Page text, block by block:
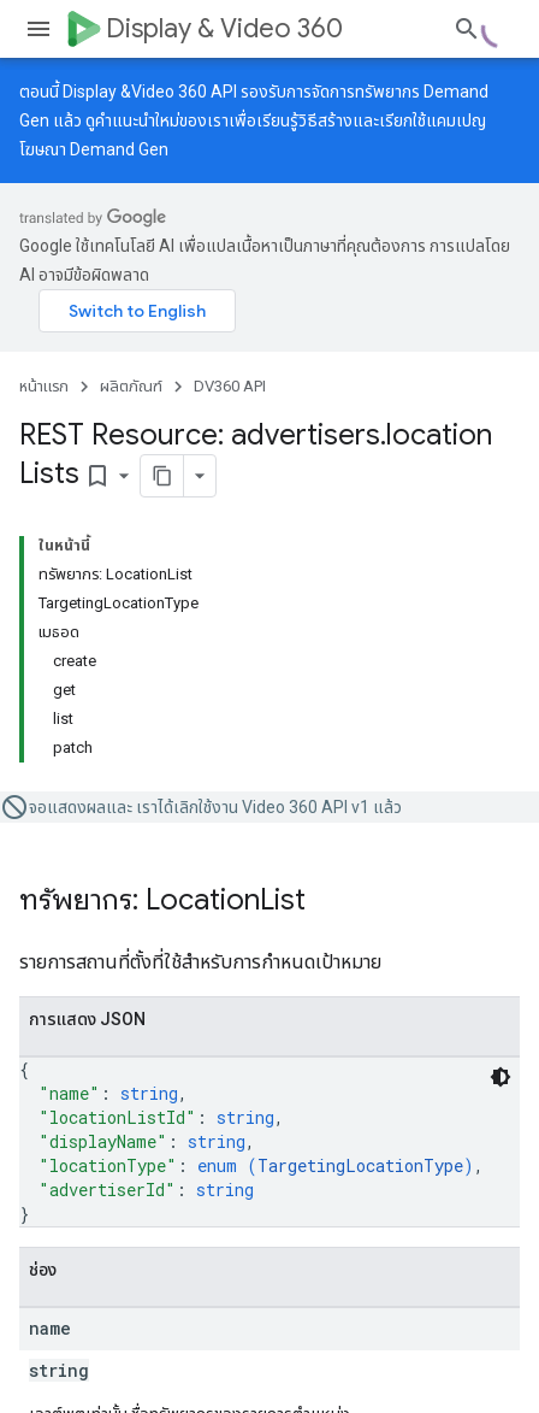
Display & Video 360
ตอนนี้ Display &Video 360 API รองรับการจัดการทรัพยากร Demand
Gen แล้ว ดูคำแนะนำใหม่ของเราเพื่อเรียนรู้วิธีสร้างและเรียกใช้แคมเปญ
โฆษณา Demand Gen
Google ใช้เทคโนโลยี AI เพื่อแปลเนื้อหาเป็นภาษาที่คุณต้องการ การแปลโดย
AI อาจมีข้อผิดพลาด
หน้าแรก ผลิตภัณฑ์ DV360 API
REST Resource: advertisers.location
Lists bookmark_border
ในหน้านี้
ทรัพยากร: LocationList
TargetingLocationType
เมธอด
create
get
list
patch
จอแสดงผลและ เราได้เลิกใช้งาน Video 360 API v1 แล้ว
ทรัพยากร: LocationList
รายการสถานที่ตั้งที่ใช้สำหรับการกำหนดเป้าหมาย
การแสดง JSON
{
"name" : string,
"locationListId" : string,
"displayName" : string,
"locationType" : enum (TargetingLocationType) ,
"advertiserId" : string
}
ช่อง
name
string